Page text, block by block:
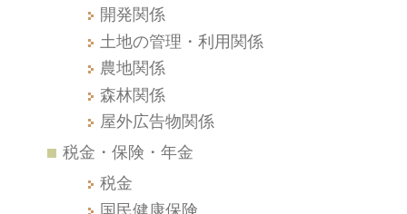
開発関係
土地の管理・利用関係
農地関係
森林関係
屋外広告物関係
税金・保険・年金
税金
国民健康保険